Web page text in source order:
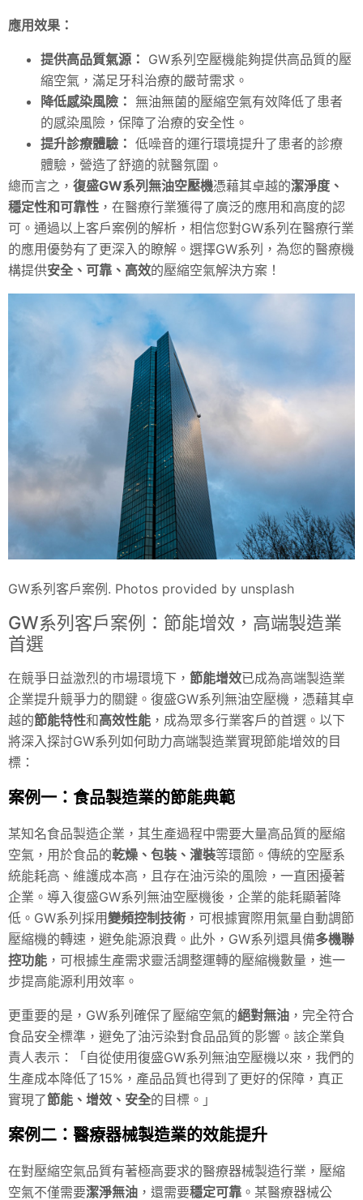
應用效果：
提供高品質氣源： GW系列空壓機能夠提供高品質的壓
縮空氣，滿足牙科治療的嚴苛需求。
降低感染風險： 無油無菌的壓縮空氣有效降低了患者
的感染風險，保障了治療的安全性。
提升診療體驗： 低噪音的運行環境提升了患者的診療
體驗，營造了舒適的就醫氛圍。
總而言之， 復盛GW系列無油空壓機憑藉其卓越的潔淨度、
穩定性和可靠性 ，在醫療行業獲得了廣泛的應用和高度的認
可。通過以上客戶案例的解析，相信您對GW系列在醫療行業
的應用優勢有了更深入的瞭解。選擇GW系列，為您的醫療機
構提供安全、可靠、高效的壓縮空氣解決方案！
GW系列客戶案例. Photos provided by unsplash
GW系列客戶案例：節能增效，高端製造業
首選
在競爭日益激烈的市場環境下， 節能增效已成為高端製造業
企業提升競爭力的關鍵。復盛GW系列無油空壓機，憑藉其卓
越的節能特性和高效性能 ，成為眾多行業客戶的首選。以下
將深入探討GW系列如何助力高端製造業實現節能增效的目
標：
案例一：食品製造業的節能典範
某知名食品製造企業，其生產過程中需要大量高品質的壓縮
空氣，用於食品的乾燥、包裝、灌裝等環節。傳統的空壓系
統能耗高、維護成本高，且存在油污染的風險，一直困擾著
企業。導入復盛GW系列無油空壓機後，企業的能耗顯著降
低。GW系列採用變頻控制技術 ，可根據實際用氣量自動調節
壓縮機的轉速，避免能源浪費。此外，GW系列還具備多機聯
控功能 ，可根據生產需求靈活調整運轉的壓縮機數量，進一
步提高能源利用效率。
更重要的是，GW系列確保了壓縮空氣的絕對無油 ，完全符合
食品安全標準，避免了油污染對食品品質的影響。該企業負
責人表示：「自從使用復盛GW系列無油空壓機以來，我們的
生產成本降低了15%，產品品質也得到了更好的保障，真正
實現了節能、增效、安全的目標。」
案例二：醫療器械製造業的效能提升
在對壓縮空氣品質有著極高要求的醫療器械製造行業，壓縮
空氣不僅需要潔淨無油 ，還需要穩定可靠 。某醫療器械公